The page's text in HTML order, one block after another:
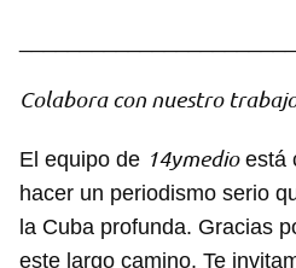
Colabora con nuestro
El equipo de 14ymedioestá
hacer un periodismo serio
la Cuba profunda. Gracias
este largo camino. Te